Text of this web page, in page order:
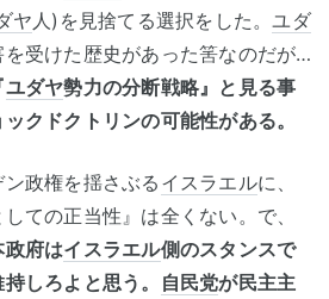
ヤ 人)を見捨てる選択をした。ユダ
を受けた歴史があった筈なのだが…
ユダヤ勢力の分断戦略』と見る事
クドクトリンの可能性がある。
政権を揺さぶる イスラエルに、
ての正当性』は全くない。で、
府はイスラエル側のスタンスで
しろよと思う。
自民党が民主主